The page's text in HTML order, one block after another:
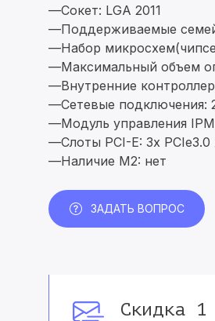
—Сокет: LGA 2011
—Поддерживаемые
—Набор
—Максимальный объем
—Внутренние
—Сетевые подключения:
—Модуль управления
—Слоты PCI-E: 3x PCIe3.0
—Наличие M2: нет
ЗАДАТЬ ВОПРОС
Скидка